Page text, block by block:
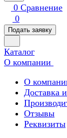
0 Сравнение
0
Подать заявку
Каталог
О компании
О
Доставка
Отзывы
Реквизиты